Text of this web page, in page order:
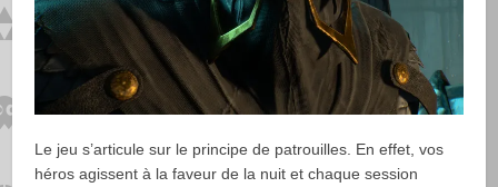
Le jeu s’articule sur le principe de patrouilles. En effet, vos
héros agissent à la faveur de la nuit et chaque session